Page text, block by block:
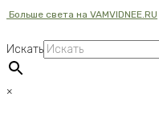
Перейти
содержимому
Больше света на VAMVIDNEE.RU
Искать
×